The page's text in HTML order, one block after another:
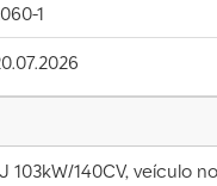
1
103kW/140CV, veículo